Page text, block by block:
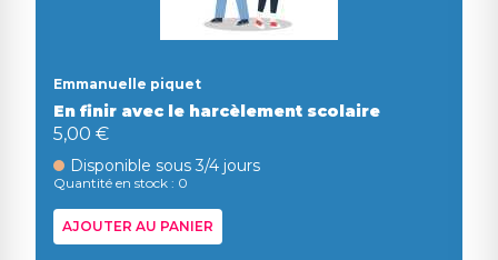
Emmanuelle piquet
En finir avec le harcèlement scolaire
5,00 €
Disponible sous 3/4 jours
Quantité en stock : 0
AJOUTER AU PANIER